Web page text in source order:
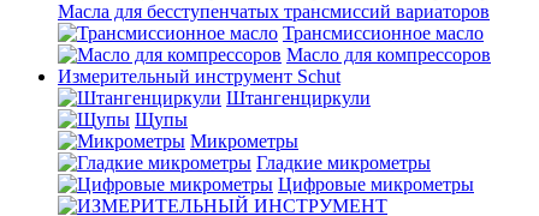
Масла для бесступенчатых трансмиссий вариаторов
Трансмиссионное масло
Масло для компрессоров
Измерительный инструмент Schut
Штангенциркули
Щупы
Микрометры
Гладкие микрометры
Цифровые микрометры